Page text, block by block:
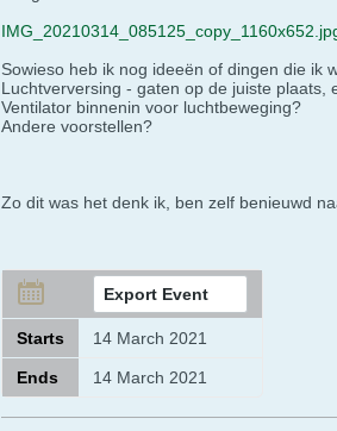
Sowieso heb ik nog ideeën of dingen die ik
Luchtverversing - gaten op de juiste plaats,
Ventilator binnenin voor luchtbeweging?
Andere voorstellen?
Zo dit was het denk ik, ben zelf benieuwd
Export Event
Starts 14 March 2021
Ends 14 March 2021